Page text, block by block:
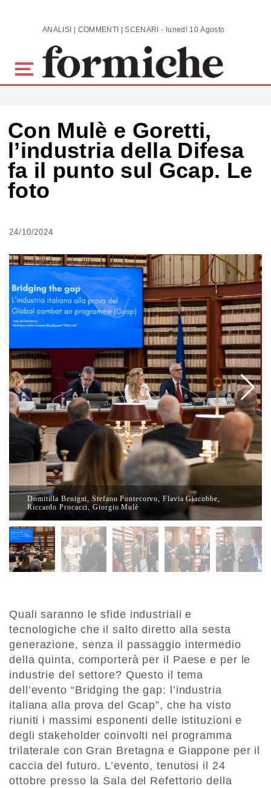
Skip to main content ANALISI | COMMENTI | SCENARI - lunedì 10 Agosto 2026
Con Mulè e Goretti,
l’industria della Difesa
fa il punto sul Gcap. Le
foto
24/10/2024
Domitilla Benigni, Stefano Pontecorvo, Flavia Giacobbe,
Riccardo Procacci, Giorgio Mulè
Quali saranno le sfide industriali e
tecnologiche che il salto diretto alla sesta
generazione, senza il passaggio intermedio
della quinta, comporterà per il Paese e per le
industrie del settore? Questo il tema
dell’evento “Bridging the gap: l’industria
italiana alla prova del Gcap”, che ha visto
riuniti i massimi esponenti delle istituzioni e
degli stakeholder coinvolti nel programma
trilaterale con Gran Bretagna e Giappone per il
caccia del futuro. L’evento, tenutosi il 24
ottobre presso la Sala del Refettorio della